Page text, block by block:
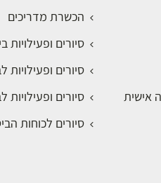
אישית
הכשרת מדריכים
סיורים ופעילויות
סיורים
סיורים
סיורים לכוחות